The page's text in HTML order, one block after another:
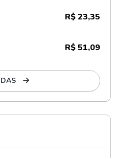
R$ 23,35
R$ 51,09